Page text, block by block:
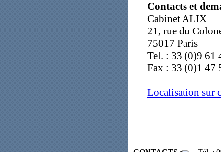
Contacts et
Cabinet ALIX
21, rue du
75017 Paris
Tel. : 33 (0)9 61
Fax : 33 (0)1 47
Localisation sur